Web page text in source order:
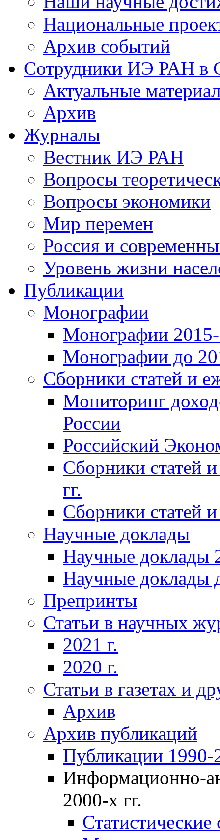
Национальные
Архив событий
Сотрудники ИЭ РАН
Актуальные
Архив
Журналы
Вестник ИЭ РАН
Вопросы
Вопросы экономики
Мир перемен
Россия и
Уровень жизни
Публикации
Монографии
Монографии 2015-
Монографии до
Сборники статей и
Мониторинг
России
Российский
Сборники статей
гг.
Сборники статей
Научные доклады
Научные доклады
Научные доклады
Препринты
Статьи в научных
2021 г.
2020 г.
Статьи в газетах и
Архив
Архив публикаций
Публикации 1990-
Информационно-
2000-х гг.